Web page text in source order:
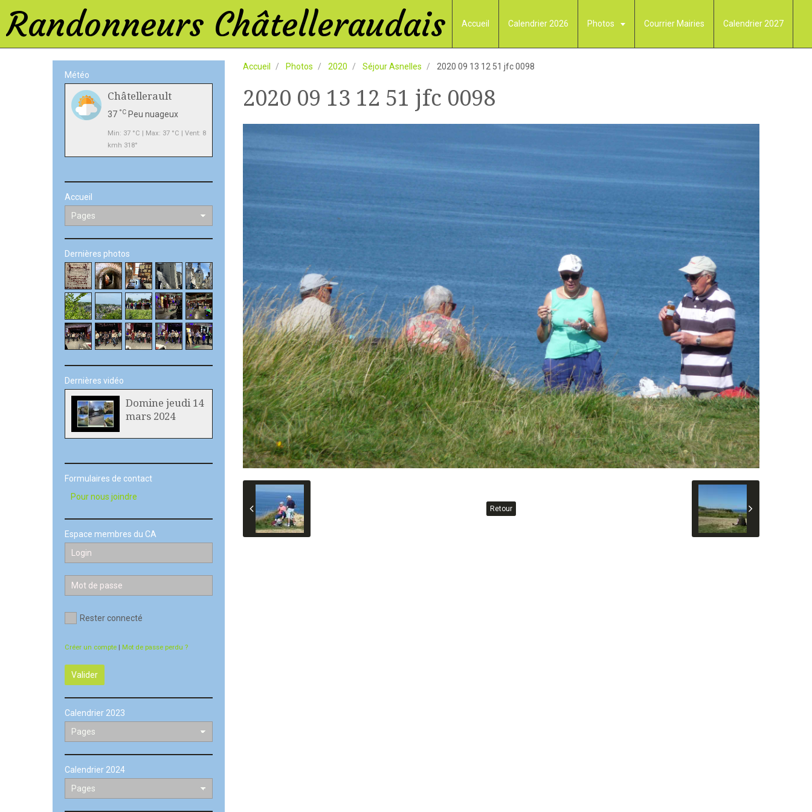
Randonneurs Châtelleraudais Accueil Calendrier 2026 Photos Courrier Mairies Calendrier 2027
Accueil Photos 2020 Séjour Asnelles 2020 09 13 12 51 jfc 0098
2020 09 13 12 51 jfc 0098
Retour
Météo
Châtellerault
37 °C Peu nuageux
Min: 37 °C | Max: 37 °C | Vent: 8
kmh 318°
Accueil
Dernières photos
Dernières vidéo
Domine jeudi 14
mars 2024
Formulaires de contact
Pour nous joindre
Espace membres du CA
Rester connecté
Créer un compte | Mot de passe perdu ?
Valider
Calendrier 2023
Calendrier 2024